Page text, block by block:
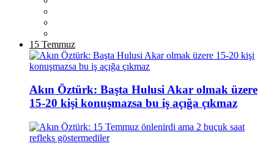
15 Temmuz
Akın Öztürk: Başta Hulusi Akar olmak üzere
15-20 kişi konuşmazsa bu iş açığa çıkmaz